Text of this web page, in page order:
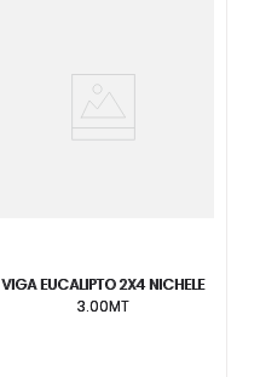
VIGA EUCALIPTO 2X4 NICHELE
3.00MT